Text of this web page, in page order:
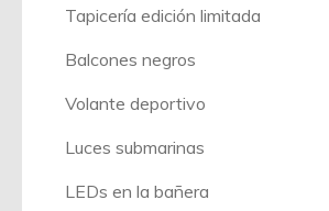
Tapicería edición limitada
Balcones negros
Volante deportivo
Luces submarinas
LEDs en la bañera